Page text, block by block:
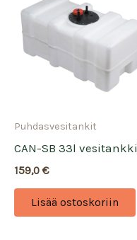
Puhdasvesitankit
CAN-SB 33l vesitankki
159,0 €
Lisää ostoskoriin